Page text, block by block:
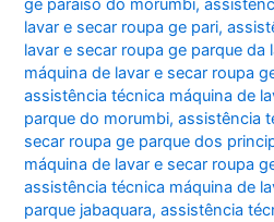
ge paraíso do morumbi,
lavar e secar roupa ge pari,
lavar e secar roupa ge parque da
máquina de lavar e secar roupa
assistência técnica máquina de
parque do morumbi,assistência
secar roupa ge parque dos
máquina de lavar e secar roupa
assistência técnica máquina de
parque jabaquara,assistência